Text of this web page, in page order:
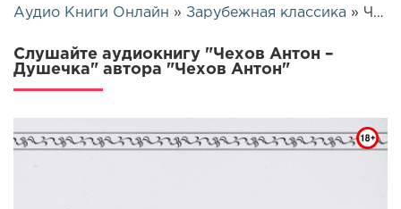
Аудио Книги Онлайн » Зарубежная классика » Чехов Антон – Душечка | 26247
Слушайте аудиокнигу "Чехов Антон –
Душечка" автора "Чехов Антон"